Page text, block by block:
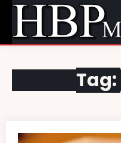
Tag: